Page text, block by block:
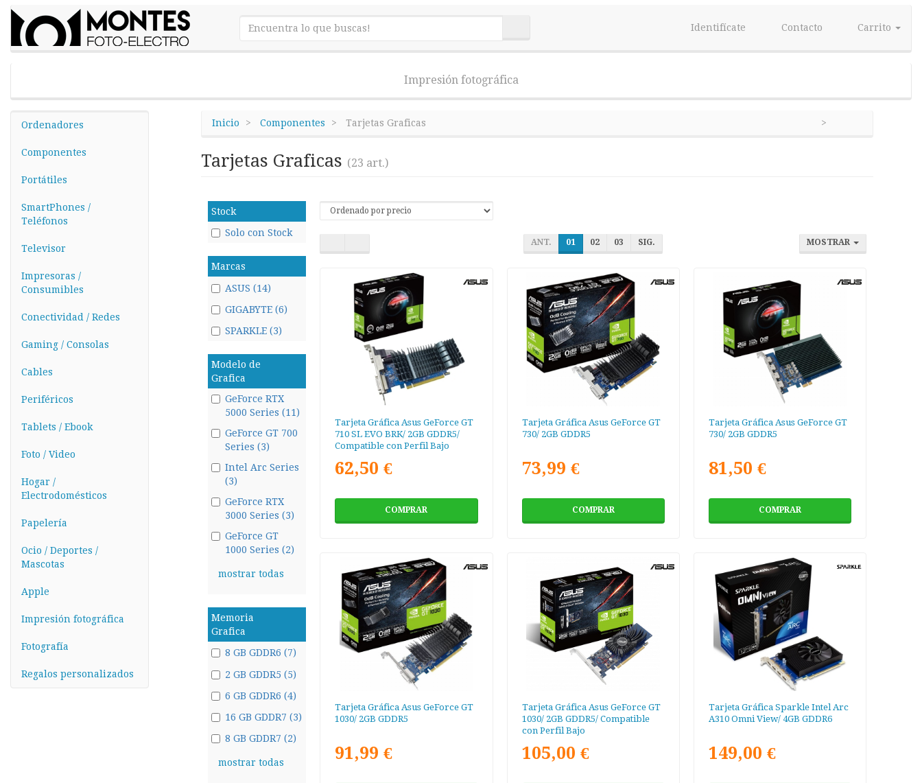
Identifícate Contacto Carrito
Impresión fotográfica
Ordenadores
Componentes
Portátiles
SmartPhones /
Teléfonos
Televisor
Impresoras /
Consumibles
Conectividad / Redes
Gaming / Consolas
Cables
Periféricos
Tablets / Ebook
Foto / Video
Hogar /
Electrodomésticos
Papelería
Ocio / Deportes /
Mascotas
Apple
Impresión fotográfica
Fotografía
Regalos personalizados
Inicio Componentes Tarjetas Graficas
Tarjetas Graficas (23 art.)
Stock
Solo con Stock
Marcas
ASUS (14)
GIGABYTE (6)
SPARKLE (3)
Modelo de
Grafica
GeForce RTX
5000 Series (11)
GeForce GT 700
Series (3)
Intel Arc Series
(3)
GeForce RTX
3000 Series (3)
GeForce GT
1000 Series (2)
mostrar todas
Memoria
Grafica
8 GB GDDR6 (7)
2 GB GDDR5 (5)
6 GB GDDR6 (4)
16 GB GDDR7 (3)
8 GB GDDR7 (2)
mostrar todas
ANT. 01 02 03 SIG. MOSTRAR
Tarjeta Gráfica Asus GeForce GT
710 SL EVO BRK/ 2GB GDDR5/
Compatible con Perfil Bajo
62,50 €
COMPRAR
Tarjeta Gráfica Asus GeForce GT
730/ 2GB GDDR5
73,99 €
COMPRAR
Tarjeta Gráfica Asus GeForce GT
730/ 2GB GDDR5
81,50 €
COMPRAR
Tarjeta Gráfica Asus GeForce GT
1030/ 2GB GDDR5
91,99 €
Tarjeta Gráfica Asus GeForce GT
1030/ 2GB GDDR5/ Compatible
con Perfil Bajo
105,00 €
Tarjeta Gráfica Sparkle Intel Arc
A310 Omni View/ 4GB GDDR6
149,00 €